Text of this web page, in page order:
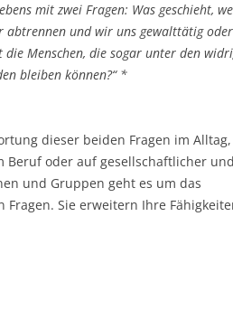
mit zwei Fragen: Was geschieht,
abtrennen und wir uns gewalttätig oder
Menschen, die sogar unter den
bleiben können?“ *
dieser beiden Fragen im
Beruf oder auf gesellschaftlicher und
und Gruppen geht es um das
Sie erweitern Ihre